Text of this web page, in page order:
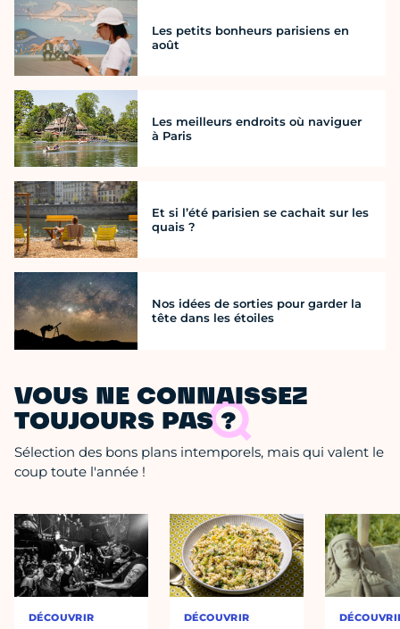
Les petits bonheurs parisiens en
août
Les meilleurs endroits où naviguer
à Paris
Et si l’été parisien se cachait sur les
quais ?
Nos idées de sorties pour garder la
tête dans les étoiles
VOUS NE CONNAISSEZ
TOUJOURS PAS ?
Sélection des bons plans intemporels, mais qui valent le
coup toute l'année !
DÉCOUVRIR DÉCOUVRIR